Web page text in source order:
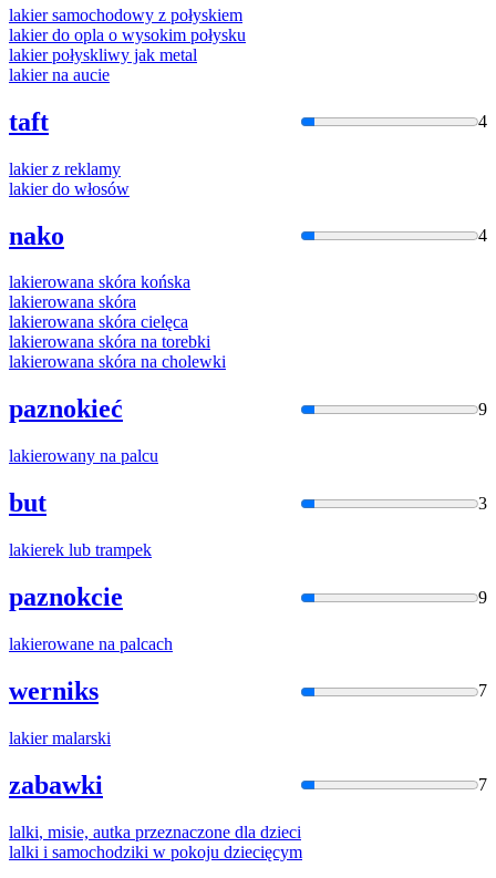
lakier samochodowy z połyskiem
lakier do opla o wysokim połysku
lakier połyskliwy jak metal
lakier na aucie
taft 4
lakier z reklamy
lakier do włosów
nako 4
lakierowana skóra końska
lakierowana skóra
lakierowana skóra cielęca
lakierowana skóra na torebki
lakierowana skóra na cholewki
paznokieć 9
lakierowany na palcu
but 3
lakierek lub trampek
paznokcie 9
lakierowane na palcach
werniks 7
lakier malarski
zabawki 7
lalki, misie, autka przeznaczone dla dzieci
lalki i samochodziki w pokoju dziecięcym